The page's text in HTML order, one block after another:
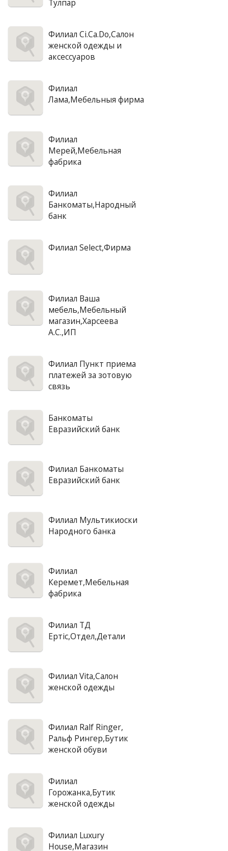
Тулпар
Филиал Ci.Ca.Do,Салон
женской одежды и
аксессуаров
Филиал
Лама,Мебельныя фирма
Филиал
Мерей,Мебельная
фабрика
Филиал
Банкоматы,Народный
банк
Филиал Select,Фирма
Филиал Ваша
мебель,Мебельный
магазин,Харсеева
А.С.,ИП
Филиал Пункт приема
платежей за зотовую
связь
Банкоматы
Евразийский банк
Филиал Банкоматы
Евразийский банк
Филиал Мультикиоски
Народного банка
Филиал
Керемет,Мебельная
фабрика
Филиал ТД
Ертic,Отдел,Детали
Филиал Vita,Салон
женской одежды
Филиал Ralf Ringer,
Ральф Рингер,Бутик
женской обуви
Филиал
Горожанка,Бутик
женской одежды
Филиал Luxury
House,Магазин